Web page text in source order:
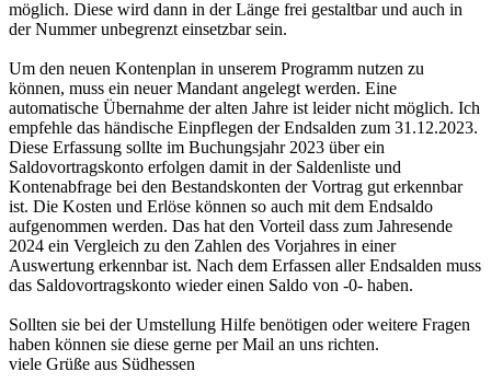
möglich. Diese wird dann in der Länge frei gestaltbar und auch in
der Nummer unbegrenzt einsetzbar sein.
Um den neuen Kontenplan in unserem Programm nutzen zu
können, muss ein neuer Mandant angelegt werden. Eine
automatische Übernahme der alten Jahre ist leider nicht möglich. Ich
empfehle das händische Einpflegen der Endsalden zum 31.12.2023.
Diese Erfassung sollte im Buchungsjahr 2023 über ein
Saldovortragskonto erfolgen damit in der Saldenliste und
Kontenabfrage bei den Bestandskonten der Vortrag gut erkennbar
ist. Die Kosten und Erlöse können so auch mit dem Endsaldo
aufgenommen werden. Das hat den Vorteil dass zum Jahresende
2024 ein Vergleich zu den Zahlen des Vorjahres in einer
Auswertung erkennbar ist. Nach dem Erfassen aller Endsalden muss
das Saldovortragskonto wieder einen Saldo von -0- haben.
Sollten sie bei der Umstellung Hilfe benötigen oder weitere Fragen
haben können sie diese gerne per Mail an uns richten.
viele Grüße aus Südhessen